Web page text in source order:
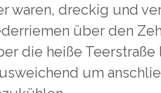
waren, dreckig und
über den
die heiße
um